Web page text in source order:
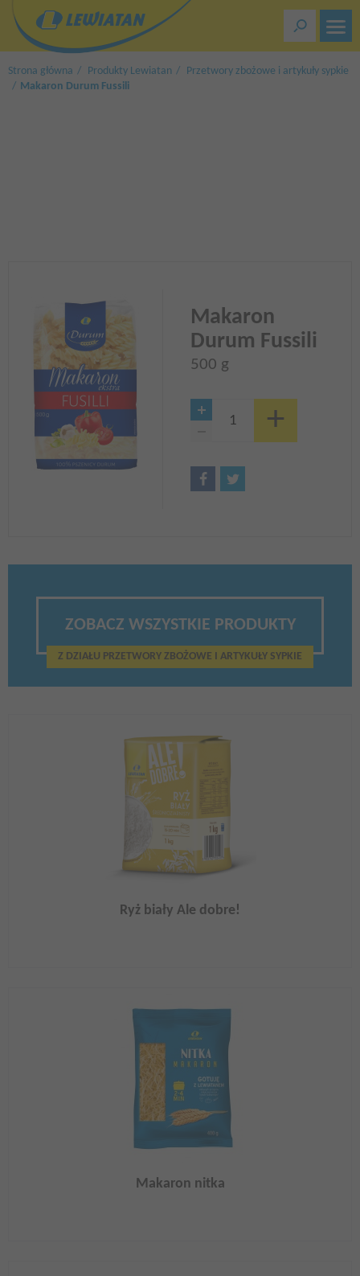
treści
Strona główna Produkty Lewiatan
Przetwory zbożowe i artykuły sypkie
Makaron Durum Fussili
Makaron
Durum Fussili
500 g
ZOBACZ WSZYSTKIE PRODUKTY
Z DZIAŁU PRZETWORY ZBOŻOWE I ARTYKUŁY SYPKIE
Ryż biały Ale dobre!
Makaron nitka